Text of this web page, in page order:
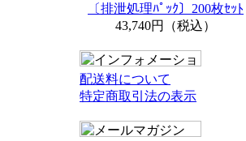
〔排泄処理ﾊﾟｯｸ〕200枚ｾｯﾄ
43,740円（税込）
配送料について
特定商取引法の表示